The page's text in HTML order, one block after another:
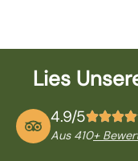
4.9/5
Aus 410+
Lies